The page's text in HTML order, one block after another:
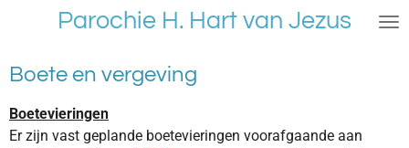
naar
de
hoofdinhoud
Parochie H. Hart van Jezus
Boete en vergeving
Boetevieringen
Er zijn vast geplande boetevieringen voorafgaande aan